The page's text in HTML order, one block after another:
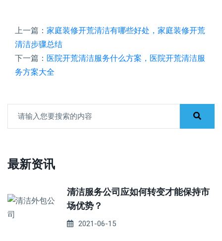
上一篇： 家庭装修开荒清洁有哪些好处，家庭装修开荒
清洁步骤总结
下一篇： 医院开荒清洁服务什么方案，医院开荒清洁服
务方案大全
最新资讯
清洁服务公司应如何转变才能保持市
场优势？
2021-06-15